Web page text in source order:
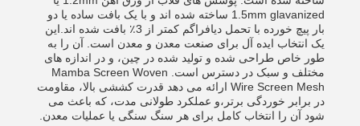
1.5mm glavanized ساخته شده اند و با یک بافت ساده یا دو
بار پیچ خورده با تحمل دیافراگم کمتر از 3٪ بافت شده اند.این
یک انتخاب ایده آل برای صنعت معدن و معدن است. آن را به
طور خاص طراحی شده و تولید شده در چین، و در اندازه های
مختلف و سبک در دسترس است. Mamba Screen Woven
Wire Screen Mesh ارائه می دهد قدرت کششی بالا، مقاومت
در برابر خوردگی برتر،و عملکرد طولانی مدت، که باعث می
شود آن را انتخاب کامل برای هر سنگ سنگی یا عملیات معدن.